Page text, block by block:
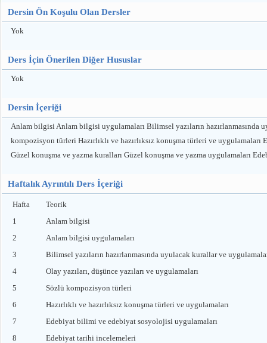
Dersin Ön Koşulu Olan Dersler
Yok
Ders İçin Önerilen Diğer Hususlar
Yok
Dersin İçeriği
Anlam bilgisi Anlam bilgisi uygulamaları Bilimsel yazıların hazırlanmasında
kompozisyon türleri Hazırlıklı ve hazırlıksız konuşma türleri ve
Güzel konuşma ve yazma kuralları Güzel konuşma ve yazma uygulamaları
Haftalık Ayrıntılı Ders İçeriği
Hafta
Teorik
1
Anlam bilgisi
2
Anlam bilgisi uygulamaları
3
Bilimsel yazıların hazırlanmasında uyulacak kurallar ve
4
Olay yazıları, düşünce yazıları ve uygulamaları
5
Sözlü kompozisyon türleri
6
Hazırlıklı ve hazırlıksız konuşma türleri ve uygulamaları
7
Edebiyat bilimi ve edebiyat sosyolojisi uygulamaları
8
Edebiyat tarihi incelemeleri